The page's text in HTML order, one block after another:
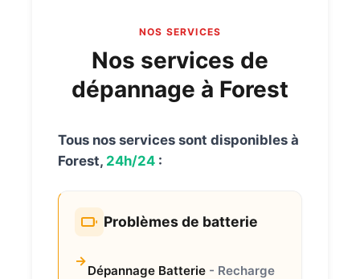
NOS SERVICES
Nos services de
dépannage à Forest
Tous nos services sont disponibles à
Forest, 24h/24 :
Problèmes de batterie
Dépannage Batterie - Recharge